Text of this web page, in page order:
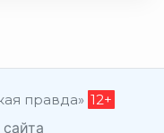
правда» 12+